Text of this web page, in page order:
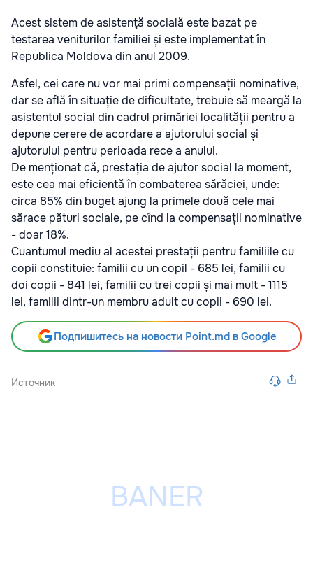
Acest sistem de asistenţă socială este bazat pe
testarea veniturilor familiei și este implementat în
Republica Moldova din anul 2009.
Asfel, cei care nu vor mai primi compensații nominative,
dar se află în situație de dificultate, trebuie să meargă la
asistentul social din cadrul primăriei localității pentru a
depune cerere de acordare a ajutorului social și
ajutorului pentru perioada rece a anului.
De menționat că, prestația de ajutor social la moment,
este cea mai eficientă în combaterea sărăciei, unde:
circa 85% din buget ajung la primele două cele mai
sărace pături sociale, pe cînd la compensații nominative
- doar 18%.
Cuantumul mediu al acestei prestații pentru familiile cu
copii constituie: familii cu un copil - 685 lei, familii cu
doi copii - 841 lei, familii cu trei copii și mai mult - 1115
lei, familii dintr-un membru adult cu copii - 690 lei.
Подпишитесь на новости Point.md в Google
Источник